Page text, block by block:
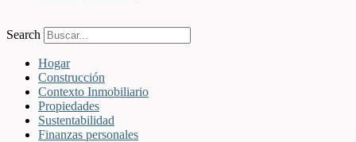
Search
Hogar
Construcción
Contexto Inmobiliario
Propiedades
Sustentabilidad
Finanzas personales